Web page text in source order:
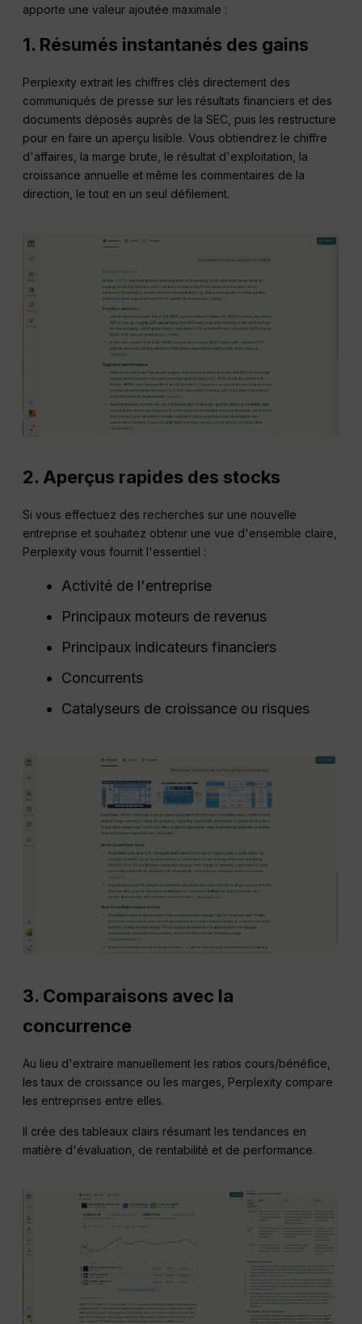
apporte une valeur ajoutée maximale :
1. Résumés instantanés des gains
Perplexity extrait les chiffres clés directement des
communiqués de presse sur les résultats financiers et des
documents déposés auprès de la SEC, puis les restructure
pour en faire un aperçu lisible. Vous obtiendrez le chiffre
d'affaires, la marge brute, le résultat d'exploitation, la
croissance annuelle et même les commentaires de la
direction, le tout en un seul défilement.
2. Aperçus rapides des stocks
Si vous effectuez des recherches sur une nouvelle
entreprise et souhaitez obtenir une vue d'ensemble claire,
Perplexity vous fournit l'essentiel :
Activité de l'entreprise
Principaux moteurs de revenus
Principaux indicateurs financiers
Concurrents
Catalyseurs de croissance ou risques
3. Comparaisons avec la
concurrence
Au lieu d'extraire manuellement les ratios cours/bénéfice,
les taux de croissance ou les marges, Perplexity compare
les entreprises entre elles.
Il crée des tableaux clairs résumant les tendances en
matière d'évaluation, de rentabilité et de performance.